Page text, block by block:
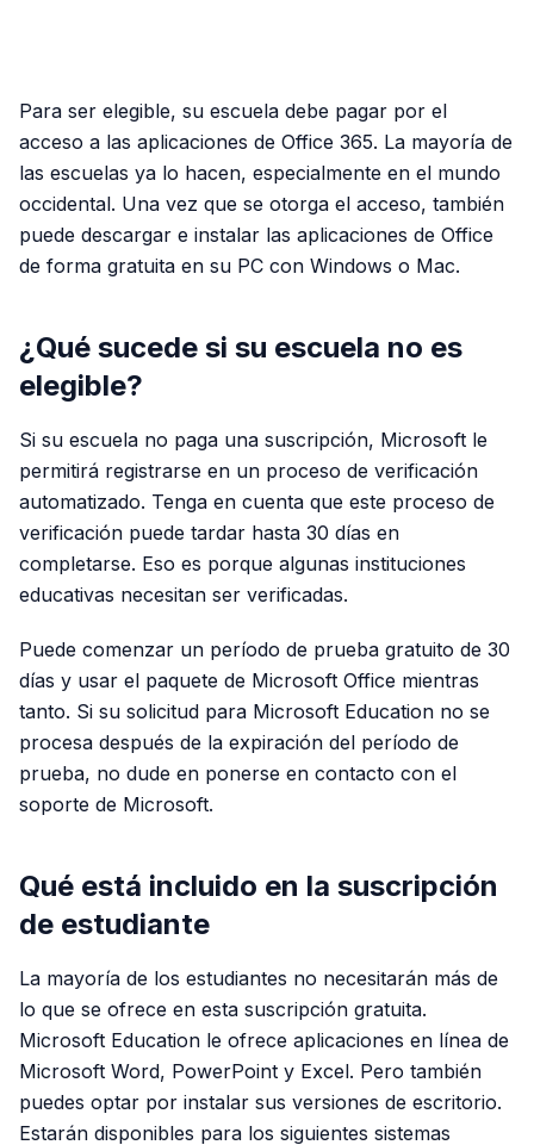
Para ser elegible, su escuela debe pagar por el
acceso a las aplicaciones de Office 365. La mayoría de
las escuelas ya lo hacen, especialmente en el mundo
occidental. Una vez que se otorga el acceso, también
puede descargar e instalar las aplicaciones de Office
de forma gratuita en su PC con Windows o Mac.
¿Qué sucede si su escuela no es
elegible?
Si su escuela no paga una suscripción, Microsoft le
permitirá registrarse en un proceso de verificación
automatizado. Tenga en cuenta que este proceso de
verificación puede tardar hasta 30 días en
completarse. Eso es porque algunas instituciones
educativas necesitan ser verificadas.
Puede comenzar un período de prueba gratuito de 30
días y usar el paquete de Microsoft Office mientras
tanto. Si su solicitud para Microsoft Education no se
procesa después de la expiración del período de
prueba, no dude en ponerse en contacto con el
soporte de Microsoft.
Qué está incluido en la suscripción
de estudiante
La mayoría de los estudiantes no necesitarán más de
lo que se ofrece en esta suscripción gratuita.
Microsoft Education le ofrece aplicaciones en línea de
Microsoft Word, PowerPoint y Excel. Pero también
puedes optar por instalar sus versiones de escritorio.
Estarán disponibles para los siguientes sistemas